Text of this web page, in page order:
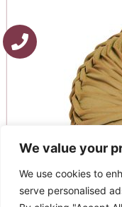
We value your
We use cookies to
serve personalised